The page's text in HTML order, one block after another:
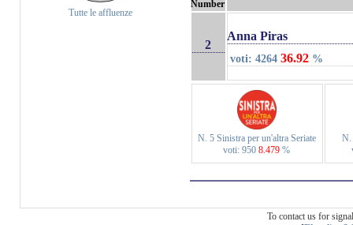
Tutte le affluenze
Number
2
Anna Piras
voti: 426436.92 %
N. 5 Sinistra per un'altra Seriate
voti: 9508.479%
N.
To contact us for